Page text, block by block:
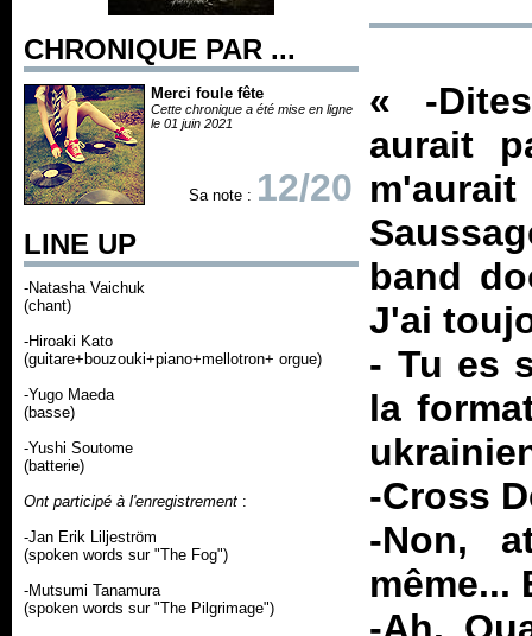
CHRONIQUE PAR ...
Merci foule fête
Cette chronique a été mise en ligne
le 01 juin 2021
Sa note : 12/20
LINE UP
-Natasha Vaichuk
(chant)
-Hiroaki Kato
(guitare+bouzouki+piano+mellotron+ orgue)
-Yugo Maeda
(basse)
-Yushi Soutome
(batterie)
Ont participé à l'enregistrement :
-Jan Erik Liljeström
(spoken words sur "The Fog")
-Mutsumi Tanamura
(spoken words sur "The Pilgrimage")
« -
aurait
band
J'ai
- Tu es
la
-Cross
-Non,
même...